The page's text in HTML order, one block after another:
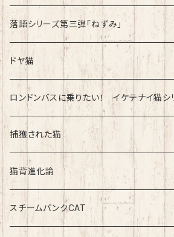
速乾ドライタイプ
落語シリーズ第三弾「ねずみ」
速乾ドライタイプ
ドヤ猫
綿100%ノーマルタイプ
ロンドンバスに乗りたい！ イケテナイ猫シ
綿100％ノーマルタイプ
速乾ドライタイプ
捕獲された猫
速乾ドライタイプ
綿100%ノーマルタイプ
猫背進化論
速乾ドライタイプ
スチームパンクCAT